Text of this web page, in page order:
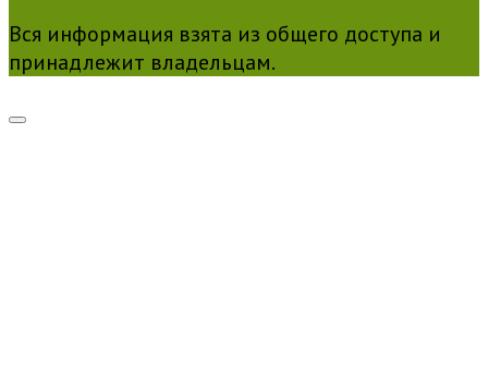
Вся информация взята из общего доступа и
принадлежит владельцам.